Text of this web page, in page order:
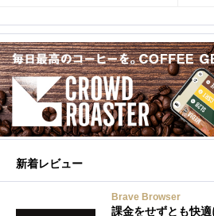
新着レビュー
Brave Browser